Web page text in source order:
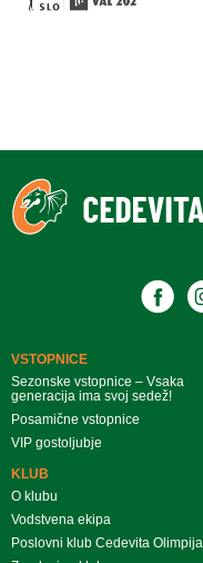
VSTOPNICE
Sezonske vstopnice – Vsaka
generacija ima svoj sedež!
Posamične vstopnice
VIP gostoljubje
KLUB
O klubu
Vodstvena ekipa
Poslovni klub Cedevita Olimpija